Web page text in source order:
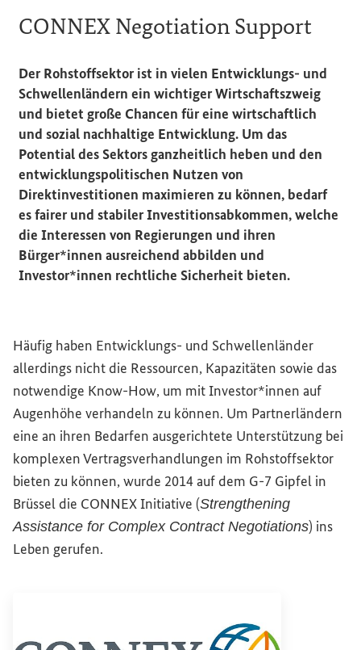
CONNEX Negotiation Support
Der Rohstoffsektor ist in vielen Entwicklungs- und
Schwellenländern ein wichtiger Wirtschaftszweig
und bietet große Chancen für eine wirtschaftlich
und sozial nachhaltige Entwicklung. Um das
Potential des Sektors ganzheitlich heben und den
entwicklungspolitischen Nutzen von
Direktinvestitionen maximieren zu können, bedarf
es fairer und stabiler Investitionsabkommen, welche
die Interessen von Regierungen und ihren
Bürger*innen ausreichend abbilden und
Investor*innen rechtliche Sicherheit bieten.
Häufig haben Entwicklungs- und Schwellenländer
allerdings nicht die Ressourcen, Kapazitäten sowie das
notwendige Know-How, um mit Investor*innen auf
Augenhöhe verhandeln zu können. Um Partnerländern
eine an ihren Bedarfen ausgerichtete Unterstützung bei
komplexen Vertragsverhandlungen im Rohstoffsektor
bieten zu können, wurde 2014 auf dem G-7 Gipfel in
Brüssel die CONNEX Initiative (Strengthening
Assistance forComplex Contract Negotiations) ins
Leben gerufen.